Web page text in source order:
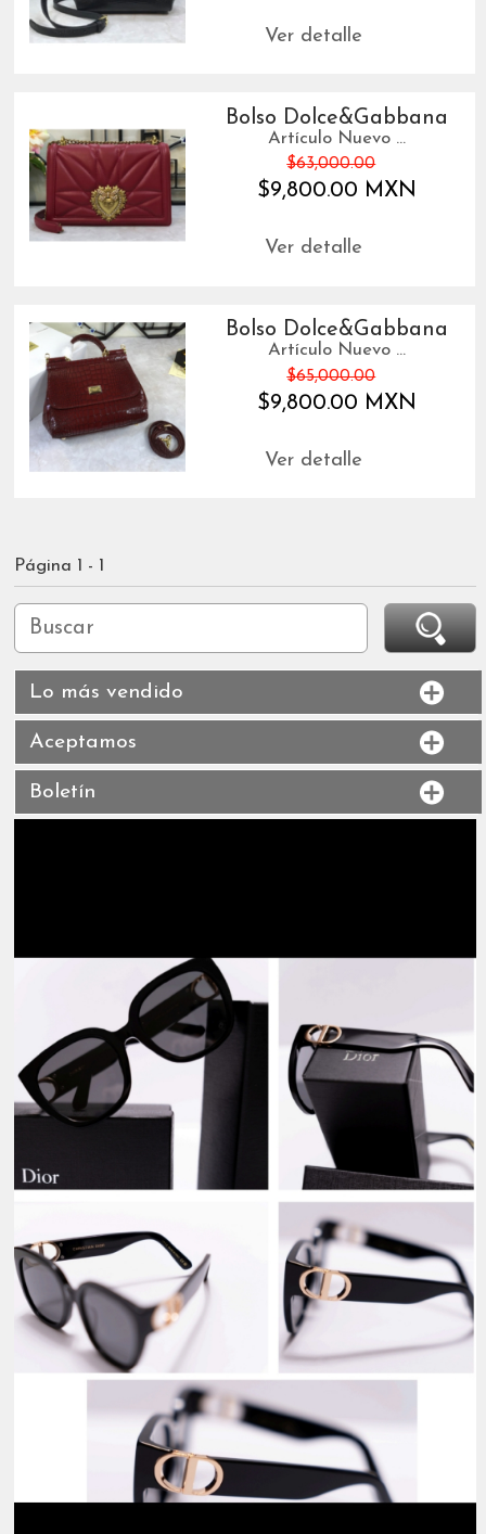
Ver detalle
Bolso Dolce&Gabbana
Artículo Nuevo ...
$63,000.00
$9,800.00 MXN
Ver detalle
Bolso Dolce&Gabbana
Artículo Nuevo ...
$65,000.00
$9,800.00 MXN
Ver detalle
Página 1 - 1
Lo más vendido
Aceptamos
Boletín